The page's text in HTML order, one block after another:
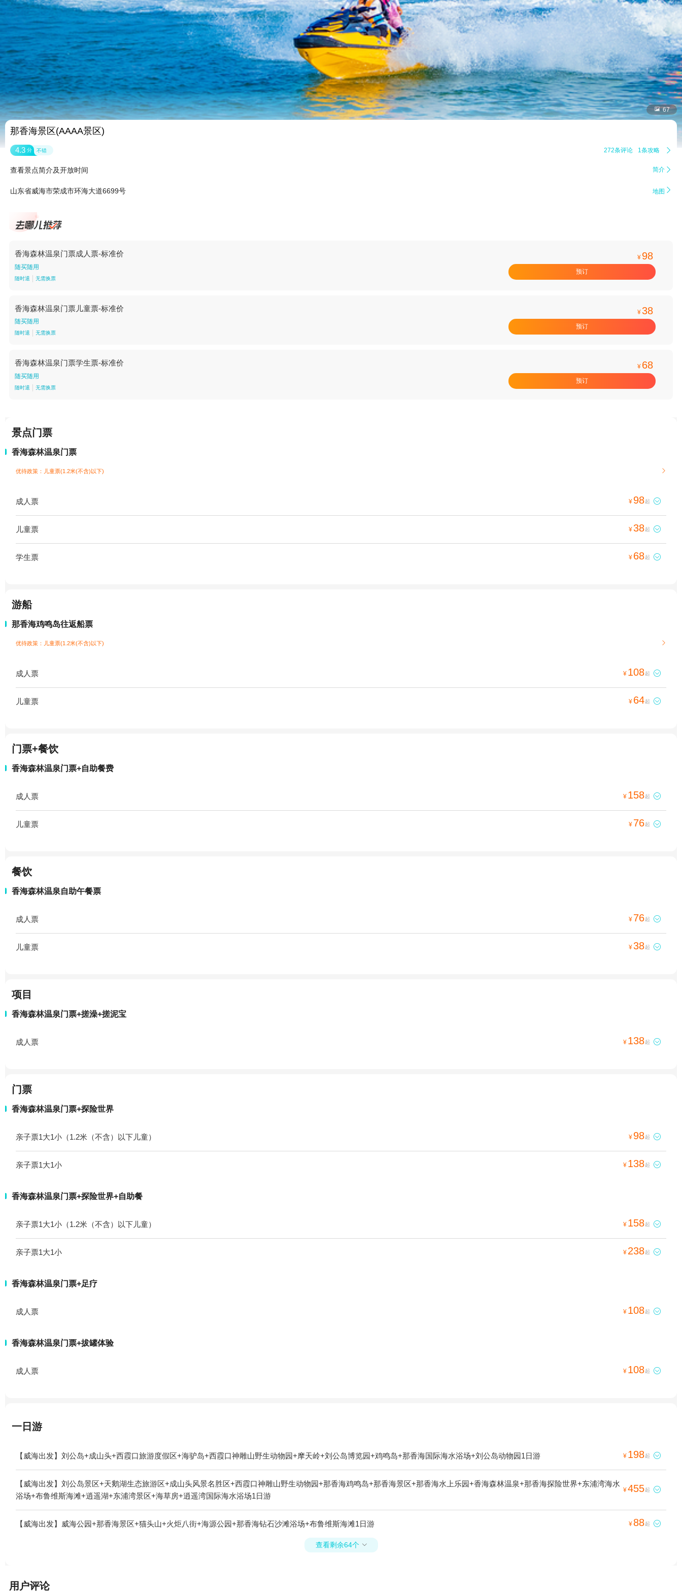
 67
那香海景区(AAAA景区)
4.3 分 不错 272条评论 1条攻略 
查看景点简介及开放时间 简介 
山东省威海市荣成市环海大道6699号 地图 
香海森林温泉门票成人票-标准价
随买随用
随时退 无需换票
¥ 98
预订
香海森林温泉门票儿童票-标准价
随买随用
随时退 无需换票
¥38
预订
香海森林温泉门票学生票-标准价
随买随用
随时退 无需换票
¥ 68
预订
景点门票
香海森林温泉门票
优待政策：儿童票(1.2米(不含)以下) 
成人票 ¥ 98起 
儿童票 ¥38起 
学生票 ¥ 68起 
游船
那香海鸡鸣岛往返船票
优待政策：儿童票(1.2米(不含)以下) 
成人票 ¥ 108起 
儿童票 ¥ 64起 
门票+餐饮
香海森林温泉门票+自助餐费
成人票 ¥ 158起 
儿童票 ¥ 76起 
餐饮
香海森林温泉自助午餐票
成人票 ¥ 76起 
儿童票 ¥38起 
项目
香海森林温泉门票+搓澡+搓泥宝
成人票 ¥ 138起 
门票
香海森林温泉门票+探险世界
亲子票1大1小（1.2米（不含）以下儿童） ¥ 98起 
亲子票1大1小 ¥ 138起 
香海森林温泉门票+探险世界+自助餐
亲子票1大1小（1.2米（不含）以下儿童） ¥ 158起 
亲子票1大1小 ¥ 238起 
香海森林温泉门票+足疗
成人票 ¥ 108起 
香海森林温泉门票+拔罐体验
成人票 ¥ 108起 
一日游
【威海出发】刘公岛+成山头+西霞口旅游度假区+海驴岛+西霞口神雕山野生动物园+摩天岭+刘公岛博览园+鸡鸣岛+那香海国际海水浴场+刘公岛动物园1日游 ¥ 198起 
【威海出发】刘公岛景区+天鹅湖生态旅游区+成山头风景名胜区+西霞口神雕山野生动物园+那香海鸡鸣岛+那香海景区+那香海水上乐园+香海森林温泉+那香海探险世界+东浦湾海水
浴场+布鲁维斯海滩+逍遥湖+东浦湾景区+海草房+逍遥湾国际海水浴场1日游
¥455起 
【威海出发】威海公园+那香海景区+猫头山+火炬八街+海源公园+那香海钻石沙滩浴场+布鲁维斯海滩1日游 ¥ 88起 
查看剩余64个 
用户评论